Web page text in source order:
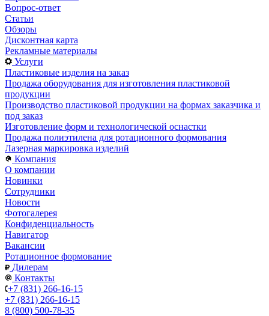
Вопрос-ответ
Статьи
Обзоры
Дисконтная карта
Рекламные материалы
Услуги
Пластиковые изделия на заказ
Продажа оборудования для изготовления пластиковой
продукции
Производство пластиковой продукции на формах заказчика и
под заказ
Изготовление форм и технологической оснастки
Продажа полиэтилена для ротационного формования
Лазерная маркировка изделий
Компания
О компании
Новинки
Сотрудники
Новости
Фотогалерея
Конфиденциальность
Навигатор
Вакансии
Ротационное формование
Дилерам
Контакты
+7 (831) 266-16-15
+7 (831) 266-16-15
8 (800) 500-78-35